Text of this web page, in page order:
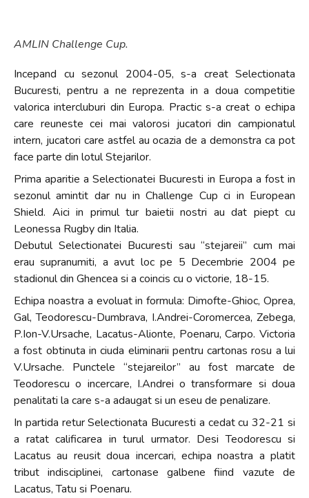
AMLIN Challenge Cup.
Incepand cu sezonul 2004-05, s-a creat Selectionata
Bucuresti, pentru a ne reprezenta in a doua competitie
valorica intercluburi din Europa. Practic s-a creat o echipa
care reuneste cei mai valorosi jucatori din campionatul
intern, jucatori care astfel au ocazia de a demonstra ca pot
face parte din lotul Stejarilor.
Prima aparitie a Selectionatei Bucuresti in Europa a fost in
sezonul amintit dar nu in Challenge Cup ci in European
Shield. Aici in primul tur baietii nostri au dat piept cu
Leonessa Rugby din Italia.
Debutul Selectionatei Bucuresti sau “stejareii” cum mai
erau supranumiti, a avut loc pe 5 Decembrie 2004 pe
stadionul din Ghencea si a coincis cu o victorie, 18-15.
Echipa noastra a evoluat in formula: Dimofte-Ghioc, Oprea,
Gal, Teodorescu-Dumbrava, I.Andrei-Coromercea, Zebega,
P.Ion-V.Ursache, Lacatus-Alionte, Poenaru, Carpo. Victoria
a fost obtinuta in ciuda eliminarii pentru cartonas rosu a lui
V.Ursache. Punctele “stejareilor” au fost marcate de
Teodorescu o incercare, I.Andrei o transformare si doua
penalitati la care s-a adaugat si un eseu de penalizare.
In partida retur Selectionata Bucuresti a cedat cu 32-21 si
a ratat calificarea in turul urmator. Desi Teodorescu si
Lacatus au reusit doua incercari, echipa noastra a platit
tribut indisciplinei, cartonase galbene fiind vazute de
Lacatus, Tatu si Poenaru.